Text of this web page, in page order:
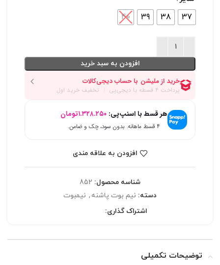
37
38
39
40
افزودن به سبد خرید
هر قسط با اسنپ‌پی: ۱.۳۲۸.۲۵۰تومان
۴ قسط ماهانه. بدون سود، چک و ضامن.
افزودن به علاقه مندی
شناسه محصول: 852
دسته: نیم بوت پاشنه , نیمبوت
اشتراک گذاری:
توضیحات تکمیلی